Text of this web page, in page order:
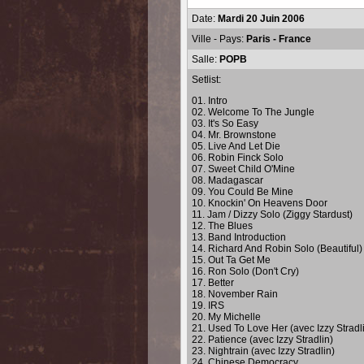
Date: Mardi 20 Juin 2006
Ville - Pays: Paris - France
Salle: POPB
Setlist:
01. Intro
02. Welcome To The Jungle
03. It's So Easy
04. Mr. Brownstone
05. Live And Let Die
06. Robin Finck Solo
07. Sweet Child O'Mine
08. Madagascar
09. You Could Be Mine
10. Knockin' On Heavens Door
11. Jam / Dizzy Solo (Ziggy Stardust)
12. The Blues
13. Band Introduction
14. Richard And Robin Solo (Beautiful)
15. Out Ta Get Me
16. Ron Solo (Don't Cry)
17. Better
18. November Rain
19. IRS
20. My Michelle
21. Used To Love Her (avec Izzy
22. Patience (avec Izzy Stradlin)
23. Nightrain (avec Izzy Stradlin)